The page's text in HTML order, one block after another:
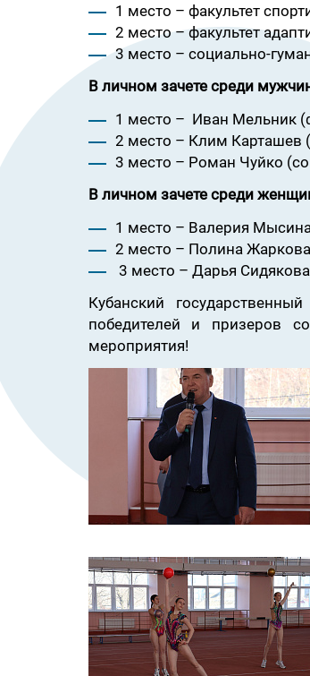
1 место – факультет
2 место – факультет
3 место – социально-
В личном зачете среди
1 место – Иван Мельник
2 место – Клим Карташев
3 место – Роман Чуйко
В личном зачете среди
1 место – Валерия
2 место – Полина Жаркова
3 место – Дарья Сидякова
Кубанский
победителей и призеров
мероприятия!